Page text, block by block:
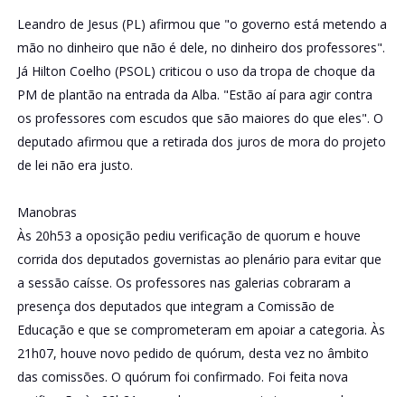
Leandro de Jesus (PL) afirmou que "o governo está metendo a
mão no dinheiro que não é dele, no dinheiro dos professores".
Já Hilton Coelho (PSOL) criticou o uso da tropa de choque da
PM de plantão na entrada da Alba. "Estão aí para agir contra
os professores com escudos que são maiores do que eles". O
deputado afirmou que a retirada dos juros de mora do projeto
de lei não era justo.
Manobras
Às 20h53 a oposição pediu verificação de quorum e houve
corrida dos deputados governistas ao plenário para evitar que
a sessão caísse. Os professores nas galerias cobraram a
presença dos deputados que integram a Comissão de
Educação e que se comprometeram em apoiar a categoria. Às
21h07, houve novo pedido de quórum, desta vez no âmbito
das comissões. O quórum foi confirmado. Foi feita nova